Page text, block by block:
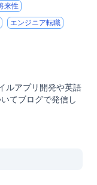
来性
エンジニア転職
ルアプリ開発や英語
てブログで発信し